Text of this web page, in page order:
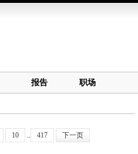
报告 职场
10 .. 417 下一页